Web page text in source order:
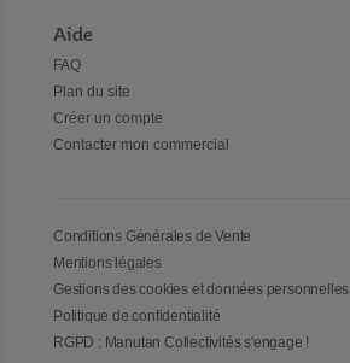
Aide
FAQ
Plan du site
Créer un compte
Contacter mon commercial
Conditions Générales de Vente
Mentions légales
Gestions des cookies et données personnelles
Politique de confidentialité
RGPD : Manutan Collectivités s'engage !